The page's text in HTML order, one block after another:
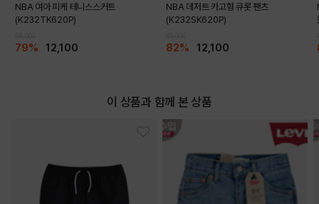
DETAILS
NBA 여아 피케 테니스스커트
(K232TK620P)
79% 12,100
NBA 데저트 카고형 큐롯 팬츠
(K232SK620P)
82% 12,100
이 상품과 함께 본 상품